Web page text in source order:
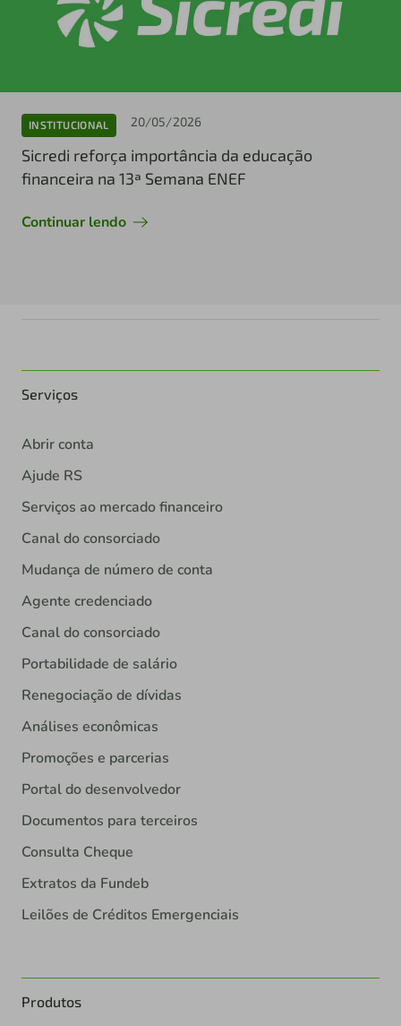
INSTITUCIONAL 20/05/2026
Sicredi reforça importância da educação
financeira na 13ª Semana ENEF
Continuar lendo
Serviços
Abrir conta
Ajude RS
Serviços ao mercado financeiro
Canal do consorciado
Mudança de número de conta
Agente credenciado
Canal do consorciado
Portabilidade de salário
Renegociação de dívidas
Análises econômicas
Promoções e parcerias
Portal do desenvolvedor
Documentos para terceiros
Consulta Cheque
Extratos da Fundeb
Leilões de Créditos Emergenciais
Produtos